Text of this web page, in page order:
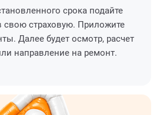
срока подайте
свою страховую. Приложите
Далее будет осмотр, расчет
направление на ремонт.